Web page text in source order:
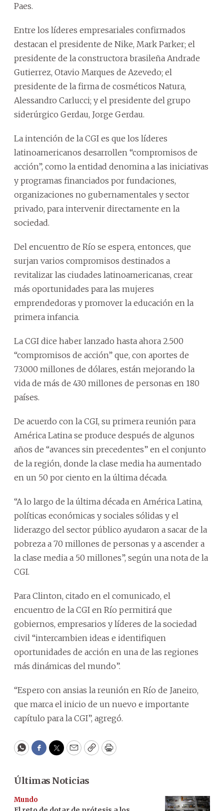
Paes.
Entre los líderes empresariales confirmados
destacan el presidente de Nike, Mark Parker; el
presidente de la constructora brasileña Andrade
Gutierrez, Otavio Marques de Azevedo; el
presidente de la firma de cosméticos Natura,
Alessandro Carlucci; y el presidente del grupo
siderúrgico Gerdau, Jorge Gerdau.
La intención de la CGI es que los líderes
latinoamericanos desarrollen “compromisos de
acción”, como la entidad denomina a las iniciativas
y programas financiados por fundaciones,
organizaciones no gubernamentales y sector
privado, para intervenir directamente en la
sociedad.
Del encuentro de Río se espera, entonces, que
surjan varios compromisos destinados a
revitalizar las ciudades latinoamericanas, crear
más oportunidades para las mujeres
emprendedoras y promover la educación en la
primera infancia.
La CGI dice haber lanzado hasta ahora 2.500
“compromisos de acción” que, con aportes de
73.000 millones de dólares, están mejorando la
vida de más de 430 millones de personas en 180
países.
De acuerdo con la CGI, su primera reunión para
América Latina se produce después de algunos
años de “avances sin precedentes” en el conjunto
de la región, donde la clase media ha aumentado
en un 50 por ciento en la última década.
“A lo largo de la última década en América Latina,
políticas económicas y sociales sólidas y el
liderazgo del sector público ayudaron a sacar de la
pobreza a 70 millones de personas y a ascender a
la clase media a 50 millones”, según una nota de la
CGI.
Para Clinton, citado en el comunicado, el
encuentro de la CGI en Río permitirá que
gobiernos, empresarios y líderes de la sociedad
civil “intercambien ideas e identifiquen
oportunidades de acción en una de las regiones
más dinámicas del mundo”.
“Espero con ansias la reunión en Río de Janeiro,
que marca el inicio de un nuevo e importante
capítulo para la CGI”, agregó.
WhatsApp
Facebook
Twitter
EmailCopyPrint
Últimas Noticias
Mundo